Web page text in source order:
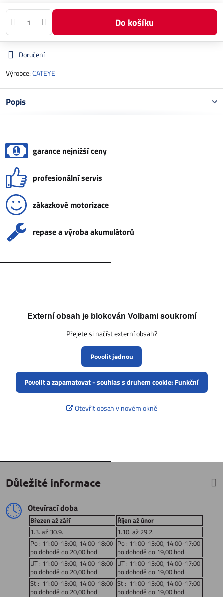
Do košíku
Doručení
Výrobce:CATEYE
Popis
garance nejnižší ceny
profesionální servis
zákazkové motorizace
repase a výroba akumulátorů
Externí obsah je blokován Volbami soukromí
Přejete si načíst externí obsah?
Povolit jednou
Povolit a zapamatovat - souhlas s druhem cookie: Funkční
Otevřít obsah v novém okně
Důležité informace
Otevírací doba
Březen až září
Říjen až únor
1.3. až 30.9.
1.10. až 29.2.
Po : 11:00-13:00, 14:00-18:00
po dohodě do 20,00 hod
Po : 11:00-13:00, 14:00-17:00
po dohodě do 19,00 hod
UT : 11:00-13:00, 14:00-18:00
po dohodě do 20,00 hod
UT : 11:00-13:00, 14:00-17:00
po dohodě do 19,00 hod
St : 11:00-13:00, 14:00-18:00
po dohodě do 20,00 hod
St : 11:00-13:00, 14:00-17:00
po dohodě do 19,00 hod